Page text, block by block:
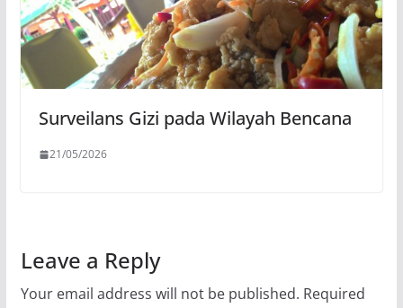
Surveilans Gizi pada Wilayah Bencana
21/05/2026
Leave a Reply
Your email address will not be published. Required